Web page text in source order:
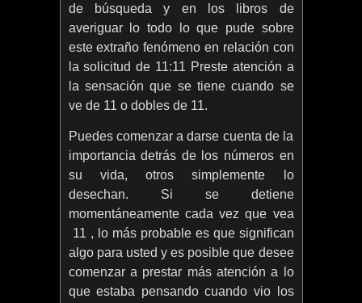
de búsqueda y en los libros de
averiguar lo todo lo que pude sobre
este extraño fenómeno en relación con
la solicitud de 11:11 Preste atención a
la sensación que se tiene cuando se
ve de 11 o dobles de 11.
Puedes comenzar a darse cuenta de la
importancia detrás de los números en
su vida, otros simplemente lo
desechan. Si se detiene
momentáneamente cada vez que vea
11 , lo más probable es que significan
algo para usted y es posible que desee
comenzar a prestar más atención a lo
que estaba pensando cuando vio los